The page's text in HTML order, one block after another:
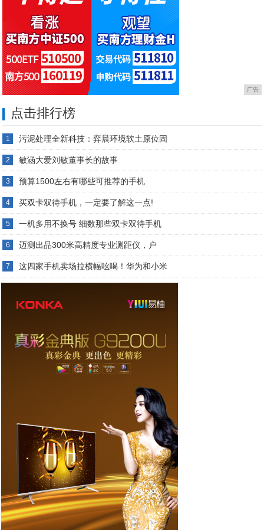
广告
点击排行榜
1 污泥处理全新科技：弈晨环境软土原位固
2 敏涵大爱刘敏董事长的故事
3 预算1500左右有哪些可推荐的手机
4 买双卡双待手机，一定要了解这一点!
5 一机多用不换号 细数那些双卡双待手机
6 迈测出品300米高精度专业测距仪，户
7 这四家手机卖场拉横幅吆喝！华为和小米